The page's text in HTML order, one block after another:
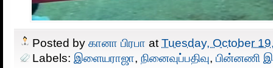
Posted by கானா பிரபா at Tuesday, October
Labels: இளையராஜா, நினைவுப்பதிவு, பின்னணி